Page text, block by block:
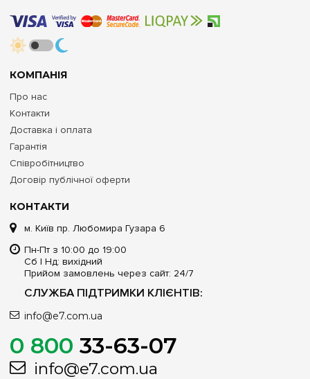
КОНТАКТИ
м. Київ пр. Любомира Гузара 6
Пн-Пт з 10:00 до 19:00
Сб | Нд: вихідний
Прийом замовлень через сайт: 24/7
СЛУЖБА ПІДТРИМКИ КЛІЄНТІВ:
info@e7.com.ua
0 800 33-63-07
info@e7.com.ua
КОМПАНІЯ
Про нас
Контакти
Доставка і оплата
Гарантія
Співробітництво
Договір публічної оферти